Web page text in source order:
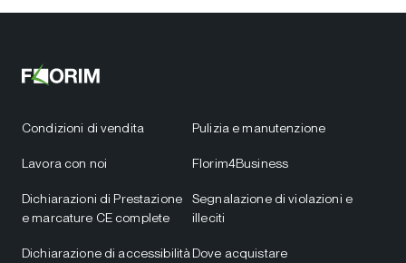
Condizioni di vendita
Lavora con noi
Dichiarazioni di Prestazione
e marcature CE complete
Dichiarazione di accessibilità
Pulizia e manutenzione
Florim4Business
Segnalazione di violazioni e
illeciti
Dove acquistare